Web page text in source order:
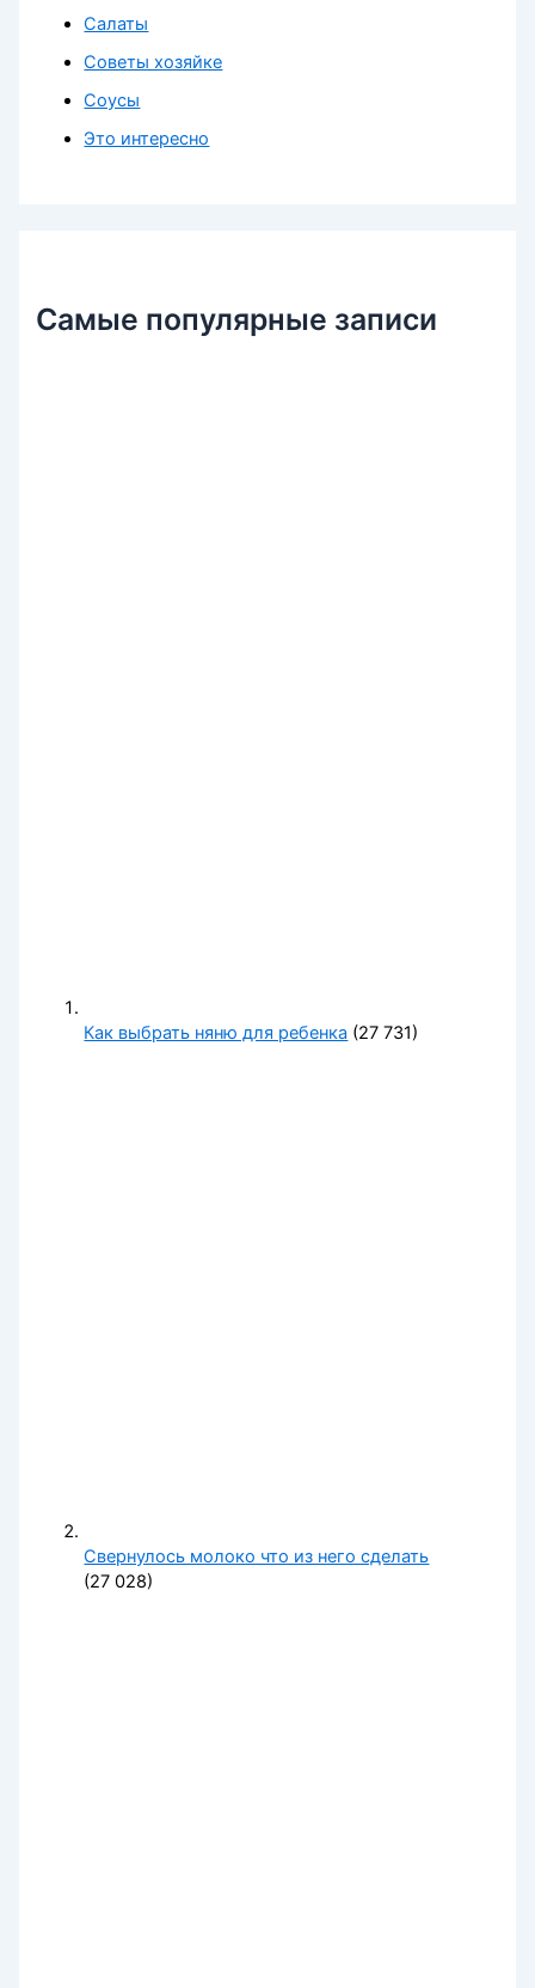
Салаты
Советы хозяйке
Соусы
Это интересно
Самые популярные записи
Как выбрать няню для ребенка (27 731)
Свернулось молоко что из него сделать
(27 028)